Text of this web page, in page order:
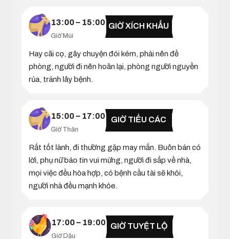
13:00 – 15:00
Giờ Mùi
GIỜ XÍCH KHẨU
Hay cãi cọ, gây chuyện đói kém, phải nên đề
phòng, người đi nên hoãn lại, phòng người nguyền
rủa, tránh lây bệnh.
15:00 – 17:00
Giờ Thân
GIỜ TIỂU CÁC
Rất tốt lành, đi thường gặp may mắn. Buôn bán có
lời, phụ nữ báo tin vui mừng, người đi sắp về nhà,
mọi việc đều hòa hợp, có bệnh cầu tài sẽ khỏi,
người nhà đều mạnh khỏe.
17:00 – 19:00
Giờ Dậu
GIỜ TUYỆT LỘ